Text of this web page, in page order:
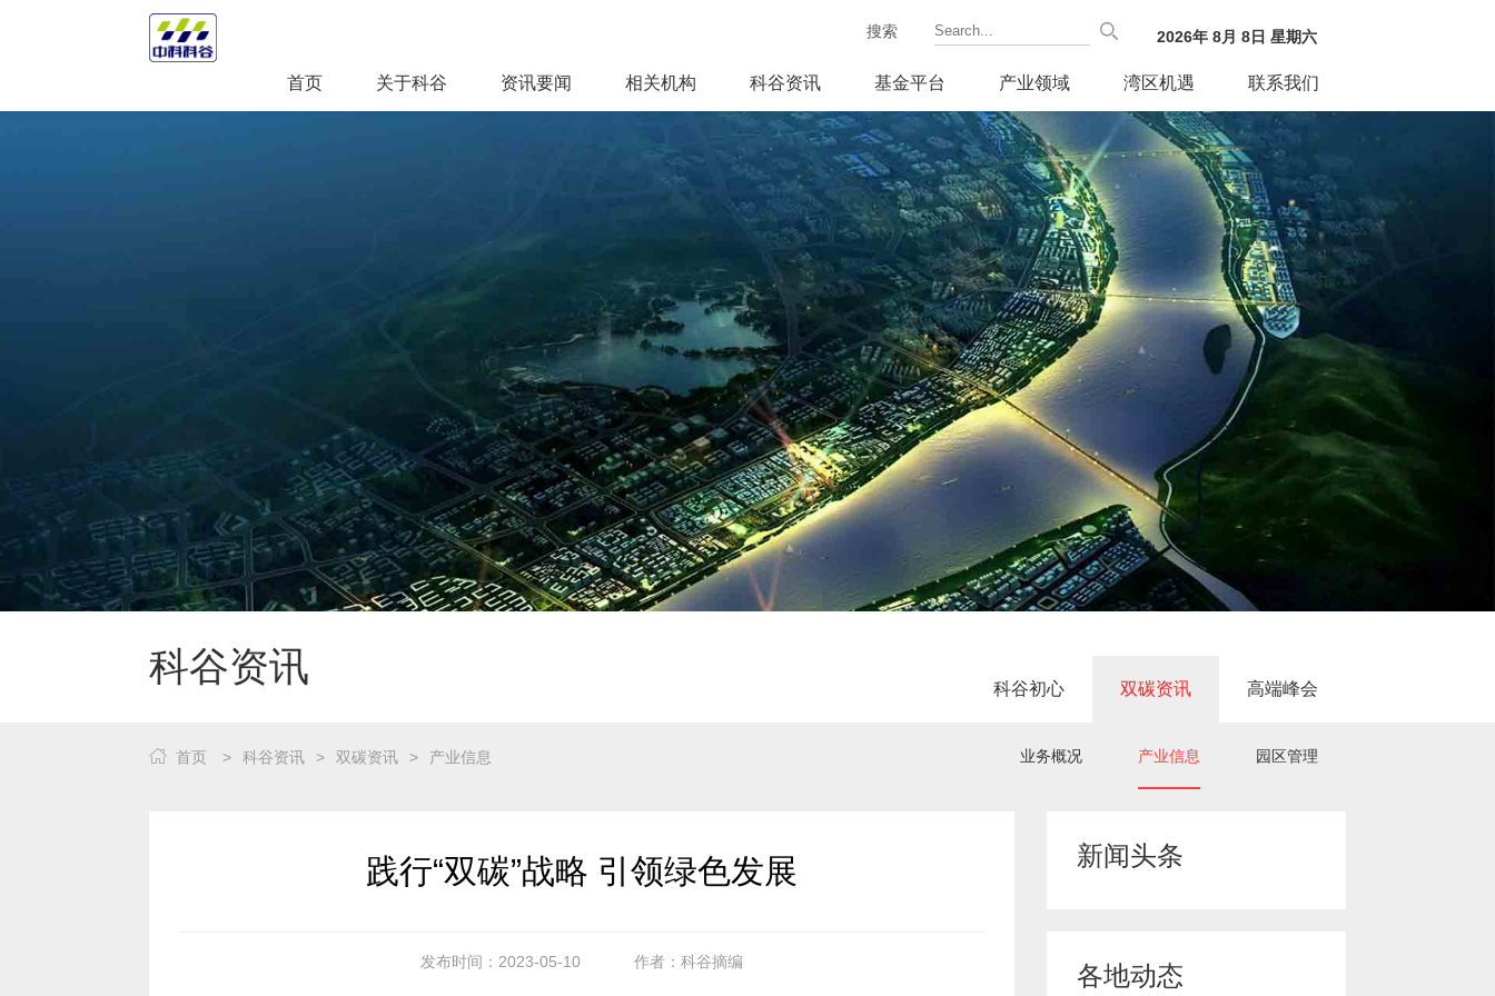
搜索 2026年 8月 8日 星期六
首页 关于科谷 资讯要闻 相关机构 科谷资讯 基金平台 产业领域 湾区机遇 联系我们
科谷资讯 科谷初心 双碳资讯
业务概况 产业信息 园区管理
高端峰会
首页 > 科谷资讯 > 双碳资讯 > 产业信息
践行“双碳”战略 引领绿色发展
发布时间：2023-05-10 作者：科谷摘编
新闻头条
各地动态